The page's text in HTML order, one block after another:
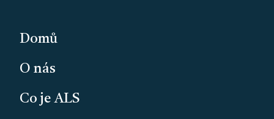
PATIČKA
Domů
O nás
Co je ALS